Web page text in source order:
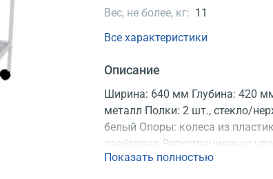
Вес, не более, кг: 11
Все характеристики
Описание
Ширина: 640 мм Глубина: 420
металл Полки: 2 шт., стекло/
белый Опоры: колеса из
разборная Регистрационное
Показать полностью